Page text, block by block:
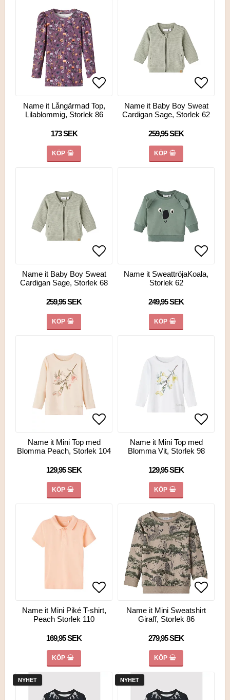
Lägg till i favoritlistan
Lägg till i favoritlistan
Name it Långärmad Top,
Lilablommig, Storlek 86
173 SEK
KÖP
Lägg
Name it Baby Boy Sweat
Cardigan Sage, Storlek 62
259,95 SEK
KÖP
Lägg till i favoritlistan
Name it Baby Boy Sweat
Cardigan Sage, Storlek 68
259,95 SEK
KÖP
Lägg
Lägg
Name it SweattröjaKoala,
Storlek 62
249,95 SEK
KÖP
Lägg till i favoritlistan
Lägg till i favoritlistan
Name it Mini Top med
Blomma Peach, Storlek 104
129,95 SEK
KÖP
Lägg
Lägg
Name it Mini Top med
Blomma Vit, Storlek 98
129,95 SEK
KÖP
Lägg till i favoritlistan
Lägg till i favoritlistan
Name it Mini Piké T-shirt,
Peach Storlek 110
169,95 SEK
KÖP
Lägg
Lägg
Name it Mini Sweatshirt
Giraff, Storlek 86
279,95 SEK
KÖP
NYHET NYHET